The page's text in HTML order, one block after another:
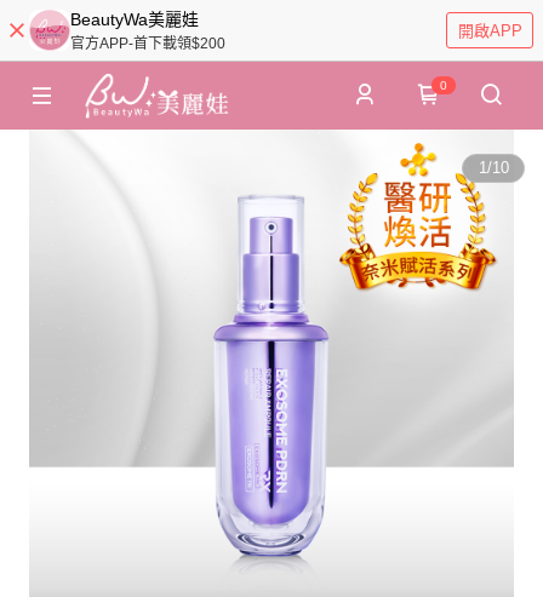
BeautyWa美麗娃
官方APP-首下載領$200
開啟APP
0
1/10